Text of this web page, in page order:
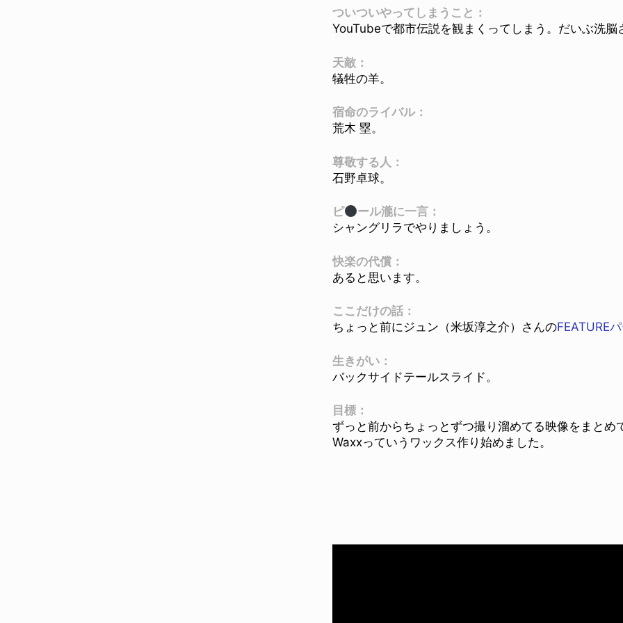
ついついやってしまうこと：
YouTubeで都市伝説を観まくってしまう。だいぶ洗脳
天敵：
犠牲の羊。
宿命のライバル：
荒木 塁。
尊敬する人：
石野卓球。
ピ
ール瀧に一言：
シャングリラでやりましょう。
快楽の代償：
あると思います。
ここだけの話：
ちょっと前にジュン（米坂淳之介）さんのFEATUREパ
生きがい：
バックサイドテールスライド。
目標：
ずっと前からちょっとずつ撮り溜めてる映像をまとめ
Waxxっていうワックス作り始めました。